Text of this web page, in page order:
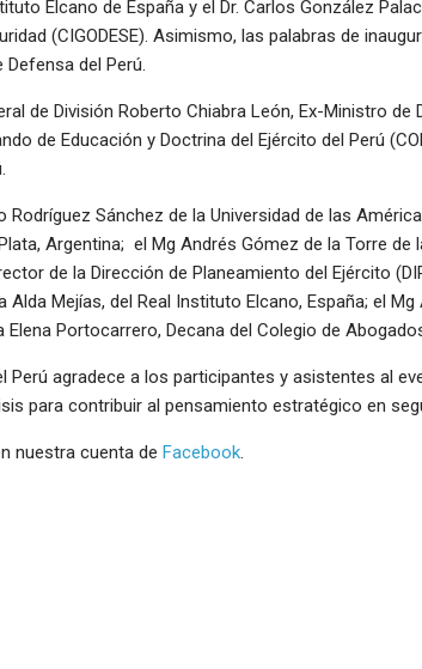
Elcano de España y el Dr. Carlos González
(CIGODESE). Asimismo, las palabras de
del Perú.
de División Roberto Chiabra León, Ex-Ministro de
de Educación y Doctrina del Ejército del Perú
Sánchez de la Universidad de las
Argentina; el Mg Andrés Gómez de la Torre de
de la Dirección de Planeamiento del Ejército
Mejías, del Real Instituto Elcano, España; el
Elena Portocarrero, Decana del Colegio de
Perú agradece a los participantes y asistentes al
para contribuir al pensamiento estratégico en
nuestra cuenta de Facebook.